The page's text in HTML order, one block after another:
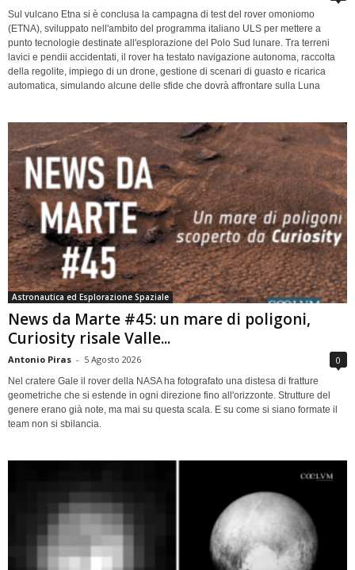
Sul vulcano Etna si è conclusa la campagna di test del rover omoniomo
(ETNA), sviluppato nell'ambito del programma italiano ULS per mettere a
punto tecnologie destinate all'esplorazione del Polo Sud lunare. Tra terreni
lavici e pendii accidentati, il rover ha testato navigazione autonoma, raccolta
della regolite, impiego di un drone, gestione di scenari di guasto e ricarica
automatica, simulando alcune delle sfide che dovrà affrontare sulla Luna
Astronautica ed Esplorazione Spaziale
News da Marte #45: un mare di poligoni,
Curiosity risale Valle...
Antonio Piras - 5 Agosto 2026 0
Nel cratere Gale il rover della NASA ha fotografato una distesa di fratture
geometriche che si estende in ogni direzione fino all'orizzonte. Strutture del
genere erano già note, ma mai su questa scala. E su come si siano formate il
team non si sbilancia.